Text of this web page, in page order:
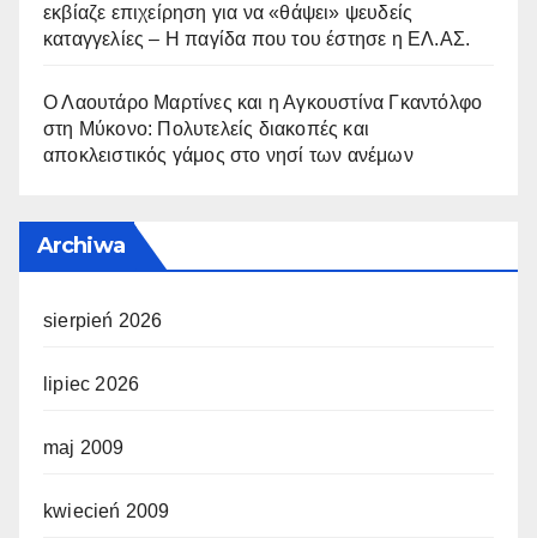
εκβίαζε επιχείρηση για να «θάψει» ψευδείς
καταγγελίες – Η παγίδα που του έστησε η ΕΛ.ΑΣ.
Ο Λαουτάρο Μαρτίνες και η Αγκουστίνα Γκαντόλφο
στη Μύκονο: Πολυτελείς διακοπές και
αποκλειστικός γάμος στο νησί των ανέμων
Archiwa
sierpień 2026
lipiec 2026
maj 2009
kwiecień 2009